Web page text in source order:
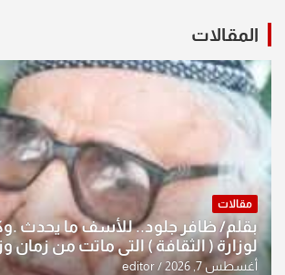
المقالات
مقالات
بقلم/ ظافر جلود.. للأسف ما يحدث
النخبة والإرث العظيم للثقافة
أغسطس 7, 2026 editor